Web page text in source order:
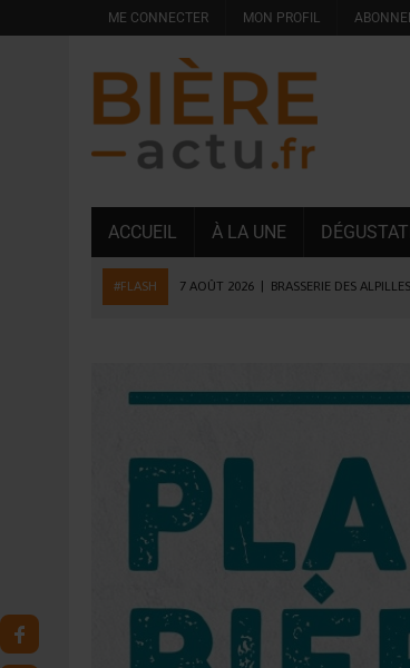
ME CONNECTER MON PROFIL
ACCUEIL À LA UNE
#FLASH 7 AOÛT 2026 BRASSERIE DES
5 AOÛT 2026 | HEINEKEN A SUPPRIMÉ 3 000
ISÈRE : LA BRASSERIE DU
4 AOÛT 2026 | DESPERADOS AVENIDA : 3
4 AOÛT 2026 LA GÉNÉRATION Z ET LA
7 AOÛT 2026 LES EXPORTATIONS DE L’UE